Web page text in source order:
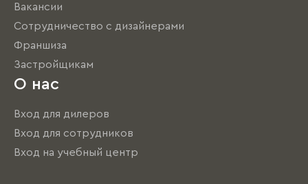
Вакансии
Сотрудничество с дизайнерами
Франшиза
Застройщикам
О нас
Вход для дилеров
Вход для сотрудников
Вход на учебный центр